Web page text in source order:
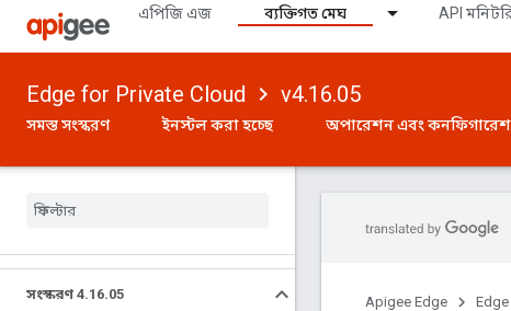
এপিজি এজ ব্যক্তিগত মেঘ API
Edge for Private Cloud v4.16.05
সমস্ত সংস্করণ ইনস্টল করা হচ্ছে অপারেশন এবং
সংস্করণ 4.16.05
Apigee Edge Edge